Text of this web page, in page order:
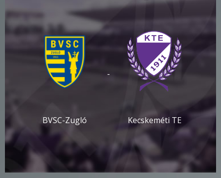
BVSC-Zugló
-
Kecskeméti TE